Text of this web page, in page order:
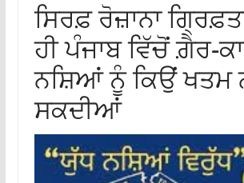
ਸਿਰਫ਼ ਰੋਜ਼ਾਨਾ
ਹੀ ਪੰਜਾਬ ਵਿੱਚੋਂ ਗ਼ੈਰ-
ਨਸ਼ਿਆਂ ਨੂੰ ਕਿਉਂ ਖਤਮ
ਸਕਦੀਆਂ